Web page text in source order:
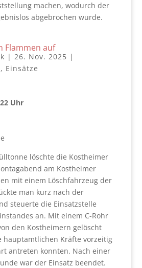
machen, wodurch der
abgebrochen wurde.
Flammen auf
| 26. Nov. 2025 |
, Einsätze
Uhr
löschte die Kostheimer
am Kostheimer
mit einem Löschfahrzeug der
man kurz nach der
steuerte die Einsatzstelle
an. Mit einem C-Rohr
den Kostheimern gelöscht
hauptamtlichen Kräfte vorzeitig
antreten konnten. Nach einer
war der Einsatz beendet.